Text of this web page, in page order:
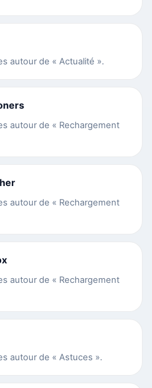
autour de « Actualité ».
autour de « Rechargement
autour de « Rechargement
autour de « Rechargement
autour de « Astuces ».